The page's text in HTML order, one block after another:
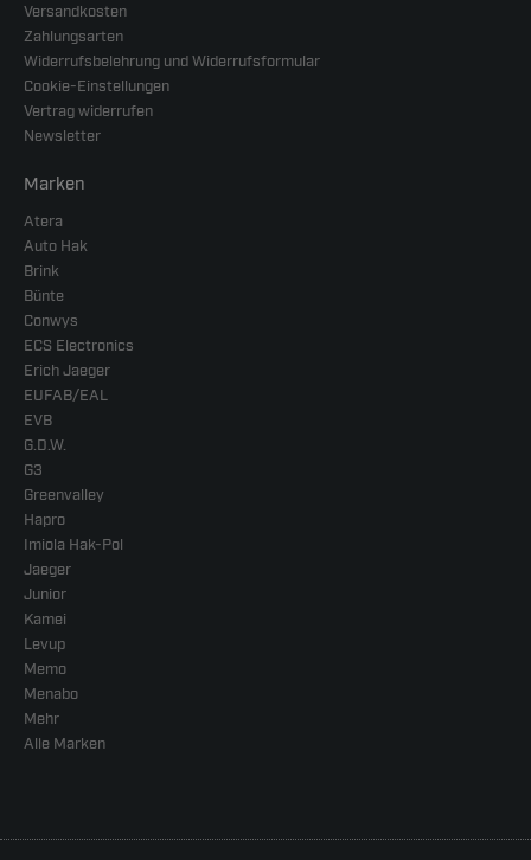
Versandkosten
Zahlungsarten
Widerrufsbelehrung und Widerrufsformular
Cookie-Einstellungen
Vertrag widerrufen
Newsletter
Marken
Atera
Auto Hak
Brink
Bünte
Conwys
ECS Electronics
Erich Jaeger
EUFAB/EAL
EVB
G.D.W.
G3
Greenvalley
Hapro
Imiola Hak-Pol
Jaeger
Junior
Kamei
Levup
Memo
Menabo
Mehr
Alle Marken